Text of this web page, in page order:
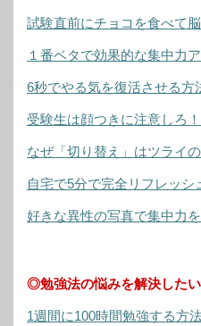
試験直前にチョコを食べて
１番ベタで効果的な集中力
6秒でやる気を復活させる方
受験生は顔つきに注意しろ！
なぜ「切り替え」はツライの
自宅で5分で完全リフレッシ
好きな異性の写真で集中力
◎勉強法の悩みを解決したい
1週間に100時間勉強する方法